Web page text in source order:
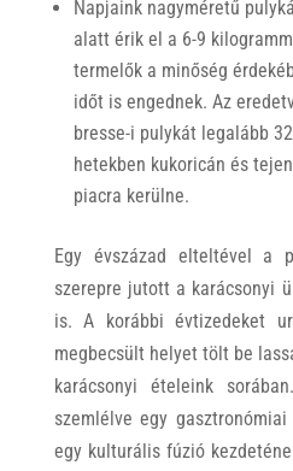
Napjaink nagyméretű
alatt érik el a 6-9
termelők a minőség
időt is engednek. Az
bresse-i pulykát legalább
hetekben kukoricán és
piacra kerülne.
Egy évszázad elteltével a
szerepre jutott a karácsonyi
is. A korábbi évtizedeket
megbecsült helyet tölt be
karácsonyi ételeink
szemlélve egy
egy kulturális fúzió